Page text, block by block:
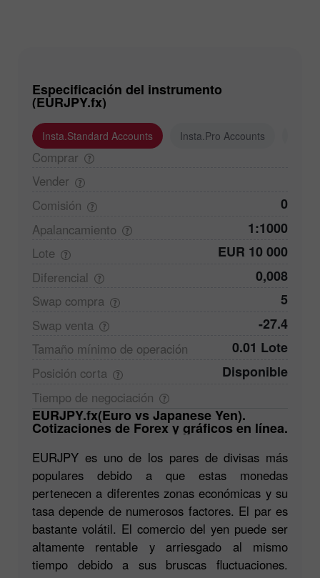
Especificación del instrumento
(EURJPY.fx)
Insta.Standard Accounts Insta.Pro Accounts
Comprar
Vender
Comisión
0
Apalancamiento 1:1000
Lote EUR 10 000
Diferencial 0,008
Swap compra 5
Swap venta -27.4
Tamaño mínimo de operación 0.01 Lote
Posición corta Disponible
Tiempo de negociación
EURJPY.fx(Euro vs Japanese Yen).
Cotizaciones de Forex y gráficos en línea.
EURJPY es uno de los pares de divisas más
populares debido a que estas monedas
pertenecen a diferentes zonas económicas y su
tasa depende de numerosos factores. El par es
bastante volátil. El comercio del yen puede ser
altamente rentable y arriesgado al mismo
tiempo debido a sus bruscas fluctuaciones.